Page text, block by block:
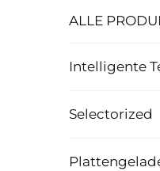
ALLE
Intelligente
Selectorized